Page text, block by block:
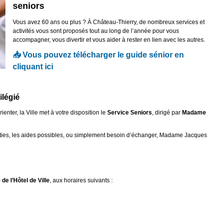
seniors
Vous avez 60 ans ou plus ? À Château-Thierry, de nombreux services et
activités vous sont proposés tout au long de l’année pour vous
accompagner, vous divertir et vous aider à rester en lien avec les autres.
📥 Vous pouvez télécharger le guide sénior en
cliquant ici
la Ville met à votre disposition le Service Seniors , dirigé par Madame
les aides possibles, ou simplement besoin d’échanger, Madame Jacques
l’Hôtel de Ville , aux horaires suivants :